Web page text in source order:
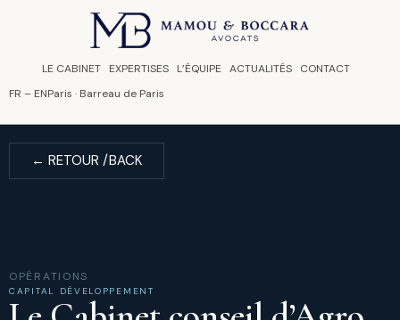
LE CABINET EXPERTISES L’ÉQUIPE ACTUALITÉS
CONTACT
FR – ENParis · Barreau de Paris
← RETOUR /BACK
OPÉRATIONS
CAPITAL DÉVELOPPEMENT
Panneau de gestion des cookies